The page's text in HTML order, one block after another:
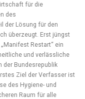
für die
des
der Lösung für den
überzeugt. Erst jüngst
Restart“ ein
und verlässliche
der Bundesrepublik
Ziel der Verfasser ist
des Hygiene- und
Raum für alle